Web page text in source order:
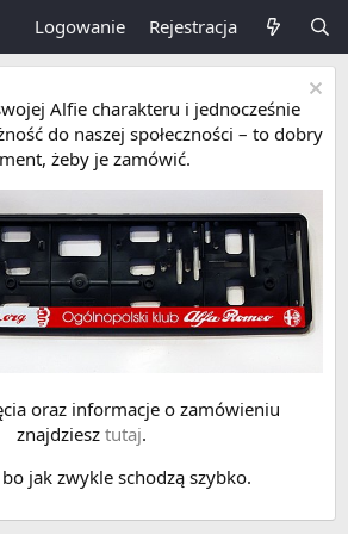
Logowanie Rejestracja
Alfie charakteru i jednocześnie
do naszej społeczności – to dobry
żeby je zamówić.
oraz informacje o zamówieniu
znajdziesz tutaj.
jak zwykle schodzą szybko.